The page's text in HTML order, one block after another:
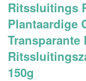
Ritssluitings
Plantaardige
Transparante
150g